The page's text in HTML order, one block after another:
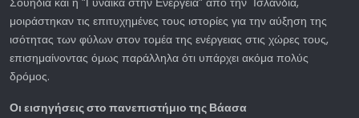
μοιράστηκαν τις επιτυχημένες τους ιστορίες για την αύξηση της
ισότητας των φύλων στον τομέα της ενέργειας στις χώρες τους,
επισημαίνοντας όμως παράλληλα ότι υπάρχει ακόμα πολύς
δρόμος.
Οι εισηγήσεις στο πανεπιστήμιο της Βάασα